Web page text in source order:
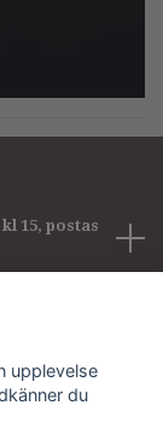
15, postas
upplevelse
du